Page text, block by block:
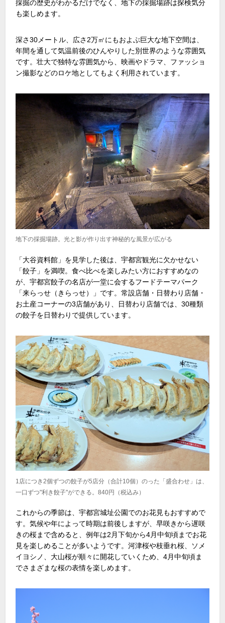
採掘の歴史がわかるだけでなく、地下の採掘場跡は探検気分
も楽しめます。
深さ30メートル、広さ2万㎡にもおよぶ巨大な地下空間は、
年間を通して気温前後のひんやりした別世界のような雰囲気
です。壮大で独特な雰囲気から、映画やドラマ、ファッショ
ン撮影などのロケ地としてもよく利用されています。
地下の採掘場跡。光と影が作り出す神秘的な風景が広がる
「大谷資料館」を見学した後は、宇都宮観光に欠かせない
「餃子」を満喫。食べ比べを楽しみたい方におすすめなの
が、宇都宮餃子の名店が一堂に会するフードテーマパーク
「来らっせ（きらっせ）」です。常設店舗・日替わり店舗・
お土産コーナーの3店舗があり、日替わり店舗では、30種類
の餃子を日替わりで提供しています。
1店につき2個ずつの餃子が5店分（合計10個）のった「盛合わせ」は、
一口ずつ"利き餃子"ができる。840円（税込み）
これからの季節は、宇都宮城址公園でのお花見もおすすめで
す。気候や年によって時期は前後しますが、早咲きから遅咲
きの桜まで含めると、例年は2 月下旬から4月中旬頃までお花
見を楽しめることが多いようです。河津桜や枝垂れ桜、ソメ
イヨシノ、大山桜が順々に開花していくため、4月中旬頃ま
でさまざまな桜の表情を楽しめます。